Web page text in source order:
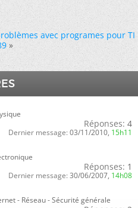
avec programes pour TI
»
Réponses: 4
Dernier message: 03/11/2010, 15h11
Réponses: 1
Dernier message: 30/06/2007, 14h08
- Réseau - Sécurité générale